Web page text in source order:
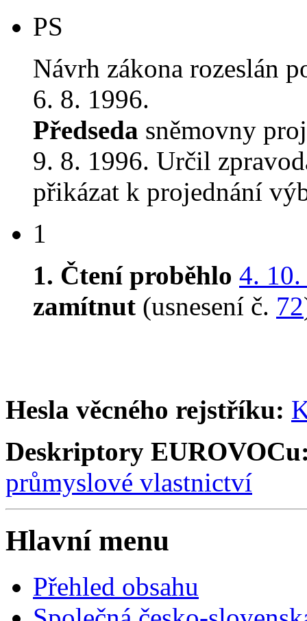
PS
Návrh zákona rozeslán
6. 8. 1996.
Předseda sněmovny
9. 8. 1996. Určil
přikázat k projednání
1
1. Čtení proběhlo 4.
zamítnut (usnesení č. 72
Hesla věcného rejstříku:
Deskriptory
průmyslové vlastnictví
Hlavní menu
Přehled obsahu